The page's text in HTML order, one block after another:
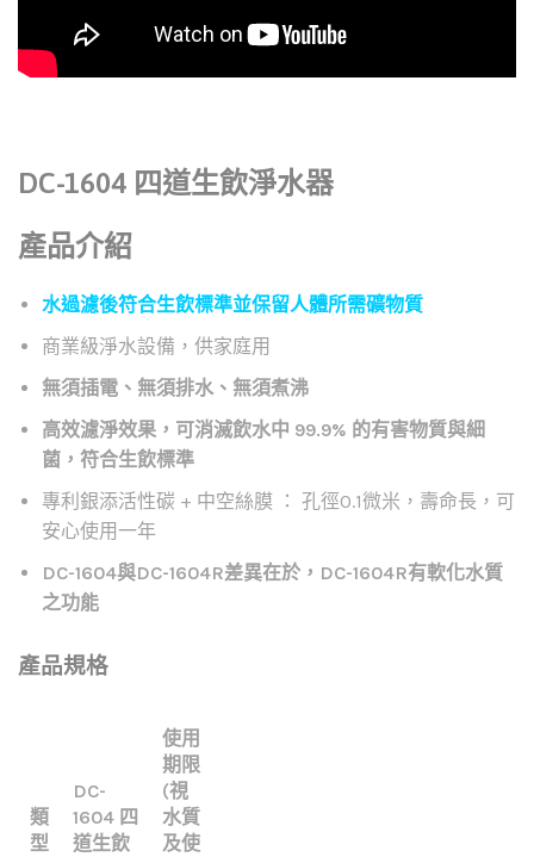
DC-1604 四道生飲淨水器
產品介紹
水過濾後符合生飲標準並保留人體所需礦物質
商業級淨水設備，供家庭用
無須插電、無須排水、無須煮沸
高效濾淨效果，可消滅飲水中 99.9% 的有害物質與細
菌，符合生飲標準
專利銀添活性碳 + 中空絲膜 ： 孔徑0.1微米，壽命長，可
安心使用一年
DC-1604與DC-1604R差異在於，DC-1604R有軟化水質
之功能
產品規格
類
型
DC-
1604 四
道生飲
使用
期限
(視
水質
及使